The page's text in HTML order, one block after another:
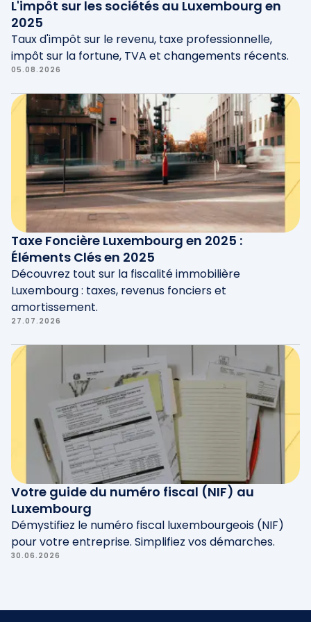
budgétaires.
L'impôt sur les sociétés au Luxembourg en
2025
Taux d'impôt sur le revenu, taxe professionnelle,
impôt sur la fortune, TVA et changements récents.
05.08.2026
Taxe Foncière Luxembourg en 2025 :
Éléments Clés en 2025
Découvrez tout sur la fiscalité immobilière
Luxembourg : taxes, revenus fonciers et
amortissement.
27.07.2026
Votre guide du numéro fiscal (NIF) au
Luxembourg
Démystifiez le numéro fiscal luxembourgeois (NIF)
pour votre entreprise. Simplifiez vos démarches.
30.06.2026